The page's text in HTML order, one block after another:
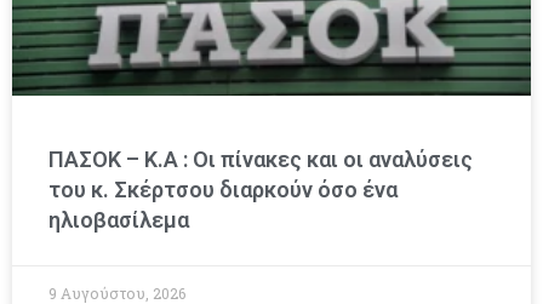
ΠΑΣΟΚ – Κ.Α : Οι πίνακες και οι αναλύσεις
του κ. Σκέρτσου διαρκούν όσο ένα
ηλιοβασίλεμα
9 Αυγούστου, 2026